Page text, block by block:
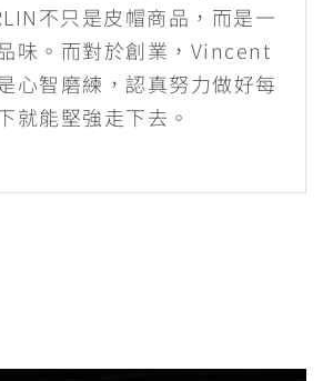
不只是皮帽商品，而是一
味。而對於創業，Vincent
心智磨練，認真努力做好每
就能堅強走下去。